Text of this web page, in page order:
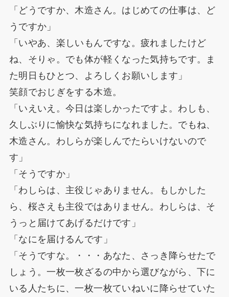
「どうですか、木造さん。はじめての仕事は、ど
うですか」
「いやあ、楽しいもんですな。疲れましたけど
ね、そりゃ。でも体が軽くなった気持ちです。ま
た明日もひとつ、よろしくお願いします」
笑顔でおじぎをする木造。
「いえいえ。今日は楽しかったですよ。わしも、
久しぶりに愉快な気持ちになれました。でもね、
木造さん。わしらが楽しんでたらいけないので
す」
「そうですか」
「わしらは、主役じゃありません。もしかした
ら、桜さえも主役ではありません。わしらは、そ
うっと届けてあげるだけです」
「なにを届けるんです」
「そうですな。・・・あなた、さっき降らせたで
しょう。一枚一枚ざるの中から選びながら、下に
いる人たちに、一枚一枚ていねいに降らせていた